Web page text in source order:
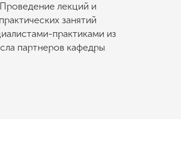
Проведение лекций и
практических занятий
практиками из
партнеров кафедры